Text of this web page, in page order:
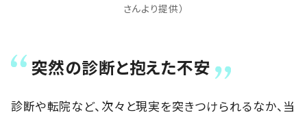
さんより提供）
突然の診断と抱えた不安
診断や転院など、次々と現実を突きつけられるなか、当